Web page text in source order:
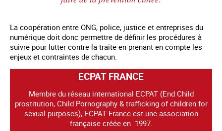
La coopération entre ONG, police, justice et entreprises du
numérique doit donc permettre de définir les procédures à
suivre pour lutter contre la traite en prenant en compte les
enjeux et contraintes de chacun.
ECPAT FRANCE
Membre du réseau international ECPAT (End Child
prostitution, Child Pornography & trafficking of children for
sexual purposes), ECPAT France est une association
française créée en 1997.